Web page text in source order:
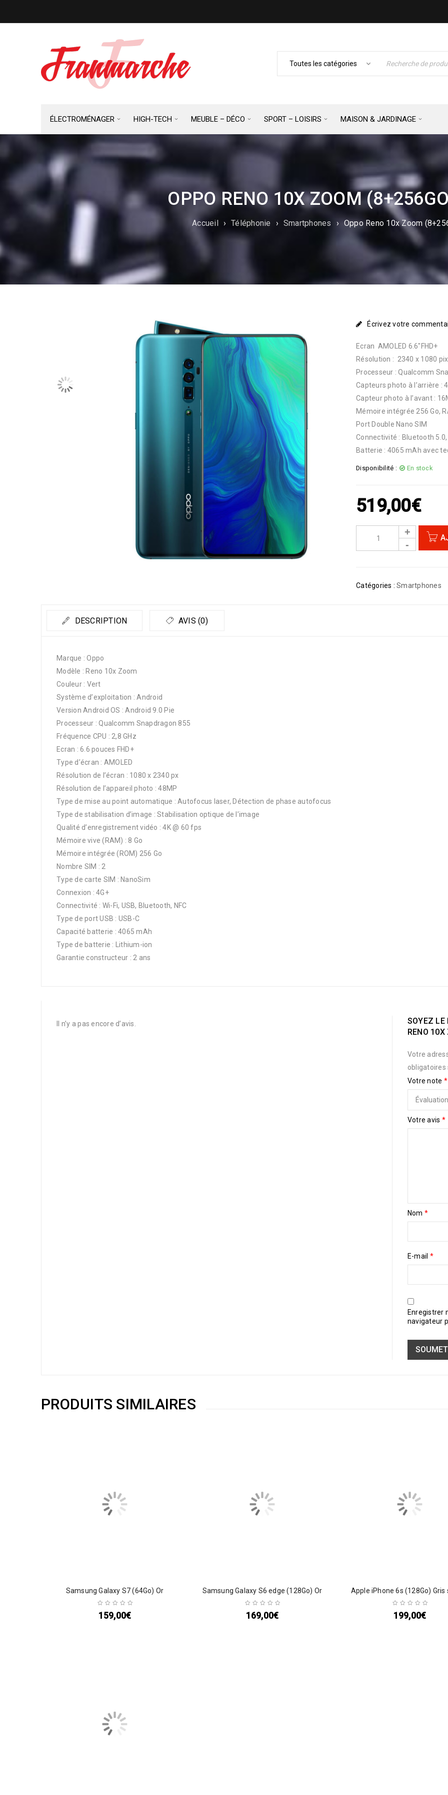
ÉLECTROMÉNAGER HIGH-TECH MEUBLE – DÉCO SPORT – LOISIRS MAISON & JARDINAGE
OPPO RENO 10X ZOOM
Accueil › Téléphonie › Smartphones › Oppo Reno 10x Zoom
Écrivez votre
Ecran AMOLED 6.6″FHD+
Résolution : 2340 x 1080
Processeur : Qualcomm
Capteurs photo à l’arrière :
Capteur photo à l’avant :
Mémoire intégrée 256 Go,
Port Double Nano SIM
Connectivité : Bluetooth 5.0,
Batterie : 4065 mAh avec
Disponibilité : En stock
519,00€
Catégories : Smartphones
DESCRIPTION AVIS (0)
Marque : Oppo
Modèle : Reno 10x Zoom
Couleur : Vert
Système d’exploitation : Android
Version Android OS : Android 9.0 Pie
Processeur : Qualcomm Snapdragon 855
Fréquence CPU : 2,8 GHz
Ecran : 6.6 pouces FHD+
Type d’écran : AMOLED
Résolution de l’écran : 1080 x 2340 px
Résolution de l’appareil photo : 48MP
Type de mise au point automatique : Autofocus laser, Détection de phase autofocus
Type de stabilisation d’image : Stabilisation optique de l’image
Qualité d’enregistrement vidéo : 4K @ 60 fps
Mémoire vive (RAM) : 8 Go
Mémoire intégrée (ROM) 256 Go
Nombre SIM : 2
Type de carte SIM : NanoSim
Connexion : 4G+
Connectivité : Wi-Fi, USB, Bluetooth, NFC
Type de port USB : USB-C
Capacité batterie : 4065 mAh
Type de batterie : Lithium-ion
Garantie constructeur : 2 ans
Il n’y a pas encore d’avis.
SOYEZ LE
RENO
Votre
obligatoires
Votre note *
Votre avis *
Nom *
E-mail *
Enregistrer
navigateur
PRODUITS SIMILAIRES
Samsung Galaxy S7 (64Go) Or
159,00€
Samsung Galaxy S6 edge (128Go) Or
169,00€
Apple iPhone 6s (128Go) Gris
199,00€